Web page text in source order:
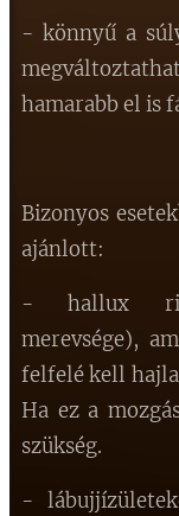
- könnyű a
hamarabb el is
Bizonyos
ajánlott:
- hallux
merevsége),
felfelé kell
Ha ez a
szükség.
-